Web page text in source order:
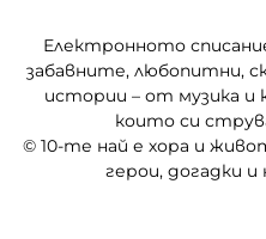
Електронното
забавните, любопитни,
истории – от музика и
които си
© 10-те най е хора и
герои, догадки